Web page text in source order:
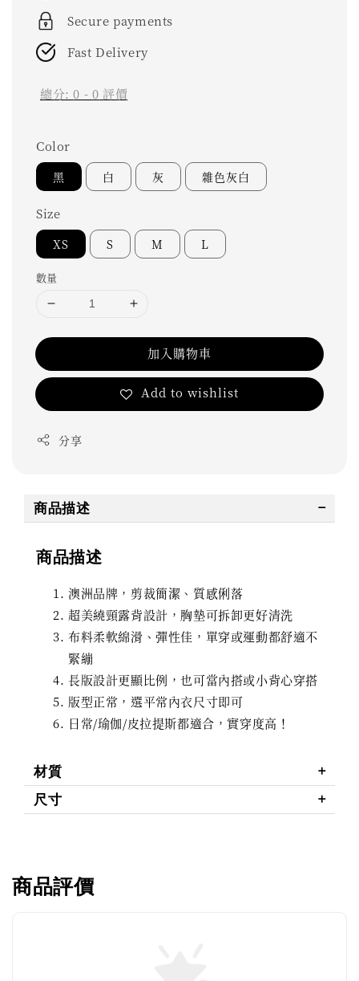
Secure payments
Fast Delivery
總分:0 - 0 評價
Color
黑 白 灰 雜色灰白
Size
XS S M L
數量
加入購物車
Add to wishlist
分享
商品描述
商品描述
澳洲品牌，剪裁簡潔、質感俐落
超美繞頸露背設計，胸墊可拆卸更好清洗
布料柔軟綿滑、彈性佳，單穿或運動都舒適不
緊繃
長版設計更顯比例，也可當內搭或小背心穿搭
版型正常，選平常內衣尺寸即可
日常/瑜伽/皮拉提斯都適合，實穿度高！
材質
尺寸
商品評價